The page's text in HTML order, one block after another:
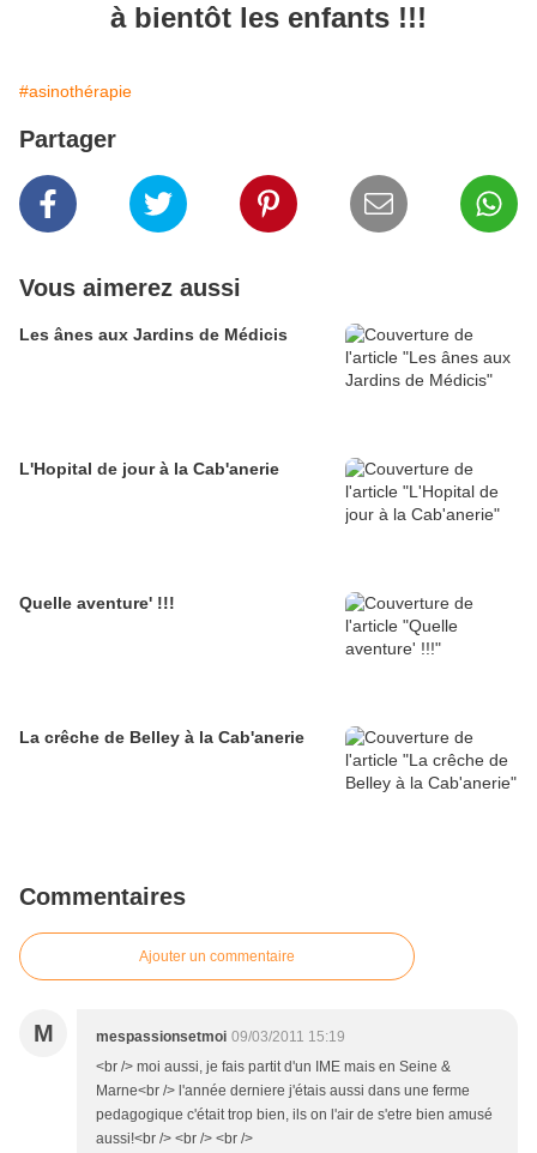
à bientôt les enfants !!!
#asinothérapie
Partager
Vous aimerez aussi
Les ânes aux Jardins de Médicis
L'Hopital de jour à la Cab'anerie
Quelle aventure' !!!
La crêche de Belley à la Cab'anerie
Commentaires
Ajouter un commentaire
M mespassionsetmoi 09/03/2011 15:19
<br /> moi aussi, je fais partit d'un IME mais en Seine &
Marne<br /> l'année derniere j'étais aussi dans une ferme
pedagogique c'était trop bien, ils on l'air de s'etre bien amusé
aussi!<br /> <br /> <br />